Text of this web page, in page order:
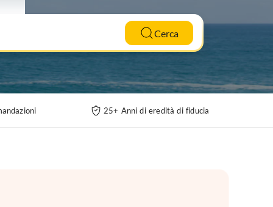
Cerca
25+ Anni di eredità di fiducia